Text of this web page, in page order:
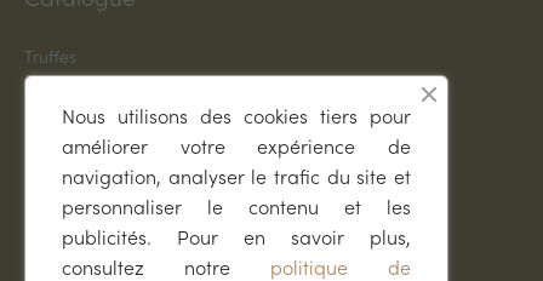
Truffes
Plants truffiers INRA
Spécialités truffées
Dresser son chien
Accessoires
Librairie
Idées cadeaux
Conseils & infos
Nous utilisons des cookies tiers pour
améliorer votre expérience de
navigation, analyser le trafic du site et
personnaliser le contenu et les
publicités. Pour en savoir plus,
consultez notre politique de